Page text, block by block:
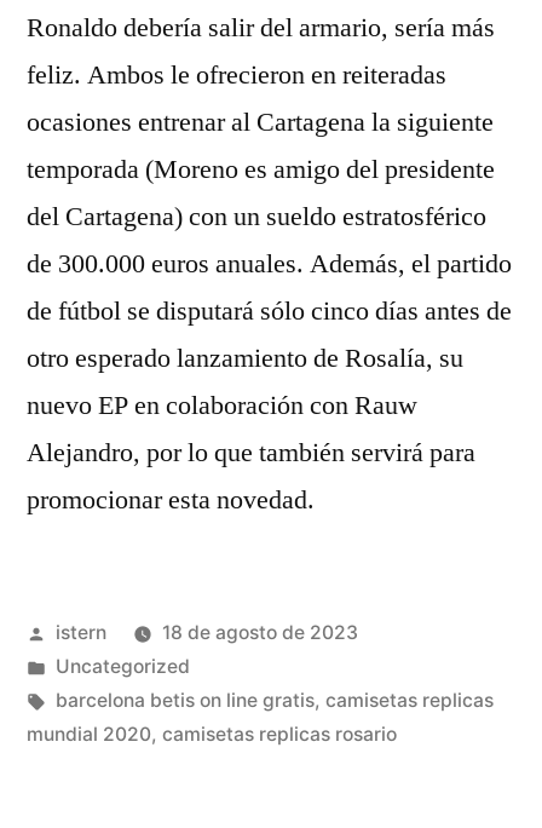
Ronaldo debería salir del armario, sería más
feliz. Ambos le ofrecieron en reiteradas
ocasiones entrenar al Cartagena la siguiente
temporada (Moreno es amigo del presidente
del Cartagena) con un sueldo estratosférico
de 300.000 euros anuales. Además, el partido
de fútbol se disputará sólo cinco días antes de
otro esperado lanzamiento de Rosalía, su
nuevo EP en colaboración con Rauw
Alejandro, por lo que también servirá para
promocionar esta novedad.
Publicado
por
istern
18 de agosto de 2023
Publicado
en
Uncategorized
Etiquetas:
barcelona betis on line gratis, camisetas replicas
mundial 2020, camisetas replicas rosario